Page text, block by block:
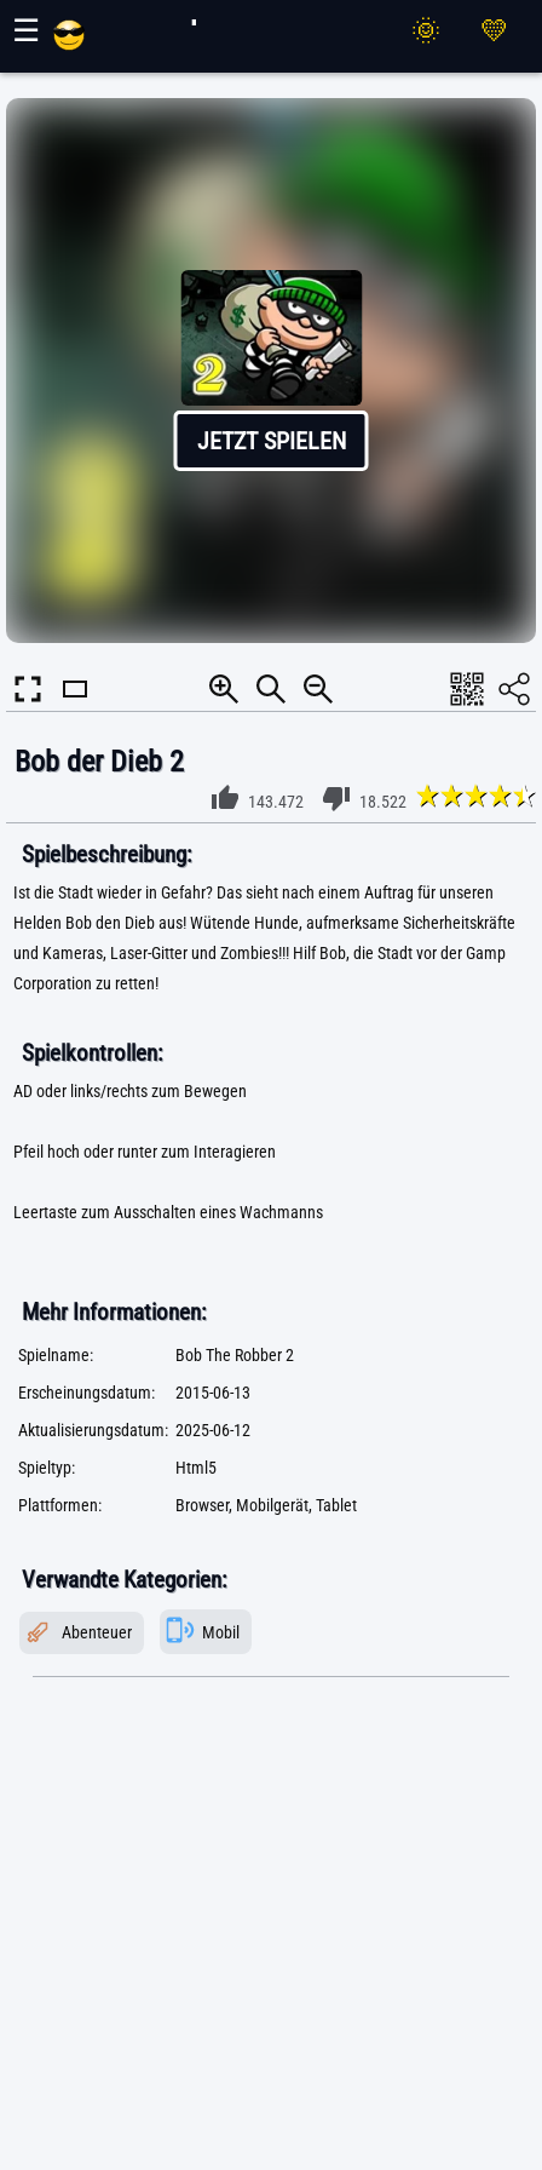
☰
JETZT SPIELEN
Bob der Dieb 2
143.472 18.522
Spielbeschreibung:
Ist die Stadt wieder in Gefahr? Das sieht nach einem Auftrag für unseren
Helden Bob den Dieb aus! Wütende Hunde, aufmerksame Sicherheitskräfte
und Kameras, Laser-Gitter und Zombies!!! Hilf Bob, die Stadt vor der Gamp
Corporation zu retten!
Spielkontrollen:
AD oder links/rechts zum Bewegen
Pfeil hoch oder runter zum Interagieren
Leertaste zum Ausschalten eines Wachmanns
Mehr Informationen:
Spielname:
Bob The Robber 2
Erscheinungsdatum:
2015-06-13
Aktualisierungsdatum: 2025-06-12
Spieltyp:
Html5
Plattformen:
Browser, Mobilgerät, Tablet
Verwandte Kategorien:
Abenteuer Mobil